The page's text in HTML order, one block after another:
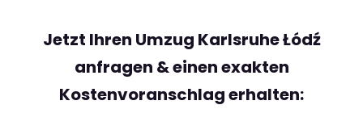
Jetzt Ihren Umzug Karlsruhe Łódź
anfragen & einen exakten
Kostenvoranschlag erhalten: